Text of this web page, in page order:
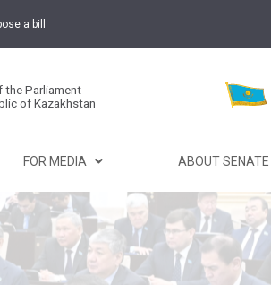
a bill
the Parliament
of Kazakhstan
FOR MEDIA ABOUT SENATE